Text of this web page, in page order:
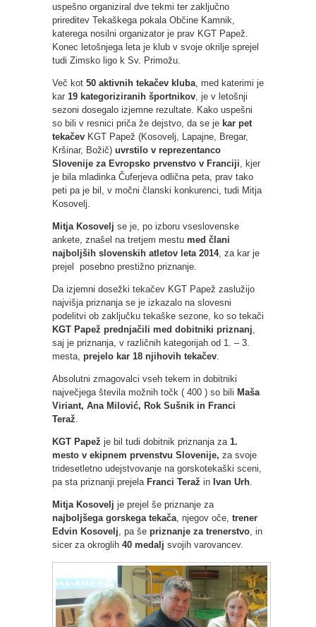
uspešno organiziral dve tekmi ter zaključno
prireditev Tekaškega pokala Občine Kamnik,
katerega nosilni organizator je prav KGT Papež.
Konec letošnjega leta je klub v svoje okrilje sprejel
tudi Zimsko ligo k Sv. Primožu.
Več kot 50 aktivnih tekačev kluba , med katerimi je
kar 19 kategoriziranih športnikov , je v letošnji
sezoni dosegalo izjemne rezultate. Kako uspešni
so bili v resnici priča že dejstvo, da se je kar pet
tekačev KGT Papež (Kosovelj, Lapajne, Bregar,
Kršinar, Božič) uvrstilo v reprezentanco
Slovenije za Evropsko prvenstvo v Franciji , kjer
je bila mladinka Čuferjeva odlična peta, prav tako
peti pa je bil, v močni članski konkurenci, tudi Mitja
Kosovelj.
Mitja Kosovelj se je, po izboru vseslovenske
ankete, znašel na tretjem mestu med člani
najboljših slovenskih atletov leta 2014, za kar je
prejel posebno prestižno priznanje.
Da izjemni dosežki tekačev KGT Papež zaslužijo
najvišja priznanja se je izkazalo na slovesni
podelitvi ob zaključku tekaške sezone, ko so tekači
KGT Papež prednjačili med dobitniki priznanj
saj je priznanja, v različnih kategorijah od 1. – 3.
mesta, prejelo kar 18 njihovih tekačev
Absolutni zmagovalci vseh tekem in dobitniki
največjega števila možnih točk ( 400 ) so bili Maša
Viriant, Ana Milović, Rok Sušnik in Franci
Teraž
KGT Papež je bil tudi dobitnik priznanja za 1.
mesto v ekipnem prvenstvu Slovenije, za svoje
tridesetletno udejstvovanje na gorskotekaški sceni,
pa sta priznanji prejela Franci Teraž in Ivan Urh
Mitja Kosovelj je prejel še priznanje za
najboljšega gorskega tekača , njegov oče, trener
Edvin Kosovelj , pa še priznanje za trenerstvo , in
sicer za okroglih 40 medalj svojih varovancev.